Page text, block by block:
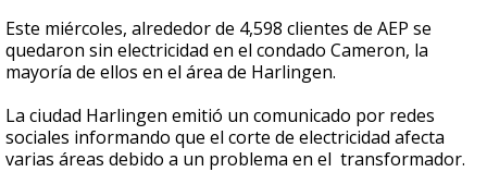
Este miércoles, alrededor de 4,598 clientes de AEP se
quedaron sin electricidad en el condado Cameron, la
mayoría de ellos en el área de Harlingen.
La ciudad Harlingen emitió un comunicado por redes
sociales informando que el corte de electricidad afecta
varias áreas debido a un problema en el transformador.